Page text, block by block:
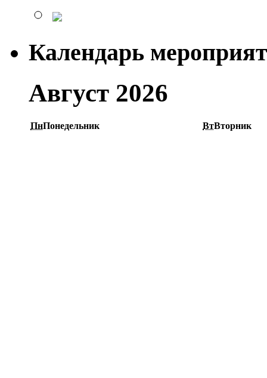
Календарь
Август 2026
ПнПонедельник ВтВторник